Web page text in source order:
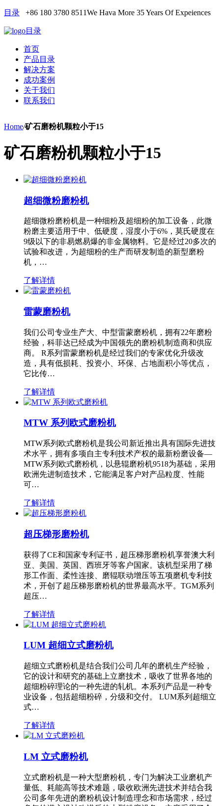
目录 +86 180 3780 8511We Hava More 35 Years Of Expeiences
目录
首页
产品目录
解决方案
成功案例
关于我们
联系我们
Home/矿石磨粉机颗粒小于15
矿石磨粉机颗粒小于15
超细微粉磨粉机
超细微粉磨粉机是一种细粉及超细粉的加工设备，此微
粉磨主要适用于中、低硬度，湿度小于6%，莫氏硬度在
9级以下的非易燃易爆的非金属物料。它是经过20多次的
试验和改进，为超细粉的生产而研发制造的新型磨粉
机，…
了解详情
雷蒙磨粉机
我们公司专业生产大、中型雷蒙磨粉机，拥有22年磨粉
经验，科菲达已经成为中国领先的磨粉机制造商和供应
商。 R系列雷蒙磨粉机是经过我们的专家优化升级改
造，具有低损耗、投资小、环保、占地面积小等优点，
它比传…
了解详情
MTW 系列欧式磨粉机
MTW系列欧式磨粉机是我公司新近推出具有国际先进技
术水平，拥有多项自主专利技术产权的最新粉磨设备—
MTW系列欧式磨粉机，以悬辊磨粉机9518为基础，采用
欧洲先进制造技术，它能满足客户对产品粒度、性能
可…
了解详情
超压梯形磨粉机
获得了CE和国家专利证书，超压梯形磨粉机享誉澳大利
亚、美国、英国、西班牙等客户国家。该机型采用了梯
形工作面、柔性连接、磨辊联动增压等五项磨机专利技
术，开创了超压梯形磨粉机的世界最高水平。TGM系列
超压…
了解详情
LUM 超细立式磨粉机
超细立式磨粉机是结合我们公司几年的磨机生产经验，
它的设计和研究的基础上立磨技术，吸收了世界各地的
超细粉碎理论的一种先进的轧机。本系列产品是一种专
业设备，包括超细粉碎，分级和交付。 LUM系列超细立
式…
了解详情
LM 立式磨粉机
立式磨粉机是一种大型磨粉机，专门为解决工业磨机产
量低、耗能高等技术难题，吸收欧洲先进技术并结合我
公司多年先进的磨粉机设计制造理念和市场需求，经过